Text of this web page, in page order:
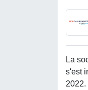
La
s'est